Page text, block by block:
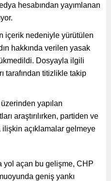
hesabından yayımlanan
içerik nedeniyle yürütülen
hakkında verilen yasak
Dosyayla ilgili
tarafından titizlikle takip
yapılan
araştırılırken, partiden ve
açıklamalar gelmeye
yol açan bu gelişme, CHP
geniş yankı